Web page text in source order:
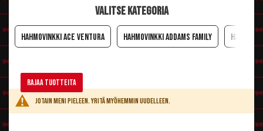
sopivaa, esim. Veronica sopisi tähän.
Meikki ja maskeeraus
Kasvot kannattaamaskeerata lähes valkoisiksijahuulet punata
traagisen näköisiksi. Vahvat tummatsilmämeikitja ehdottomasti
kissamaiset rajaukset. Punaiset
on valmis.
Asusteet ja rekvisiitat
Strutsin sulkia voi esimerkiksi laittaa hiuksiin muutamat koristeeksi.
Valitse kategoria
Hahmovinkki Ace Ventura Hahmovinkki Addams Family
Rajaa tuotteita
Jotain meni pieleen. Yritä myöhemmin uudelleen.